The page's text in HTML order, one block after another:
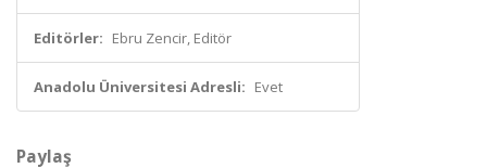
Editörler: Ebru Zencir, Editör
Anadolu Üniversitesi Adresli: Evet
Paylaş